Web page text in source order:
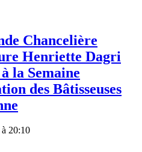
Chancelière
Henriette Dagri
la Semaine
des Bâtisseuses
20:10